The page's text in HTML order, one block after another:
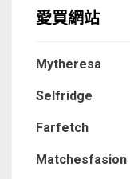
愛買網站
Mytheresa
Selfridge
Farfetch
Matchesfasion